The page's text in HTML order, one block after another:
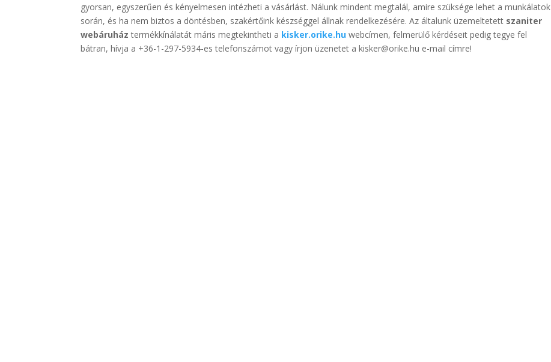
gyorsan, egyszerűen és kényelmesen intézheti a vásárlást. Nálunk mindent megtalál, amire szüksége lehet a munkálatok
során, és ha nem biztos a döntésben, szakértőink készséggel állnak rendelkezésére. Az általunk üzemeltetett szaniter
webáruház termékkínálatát máris megtekintheti a kisker.orike.hu webcímen, felmerülő kérdéseit pedig tegye fel
bátran, hívja a +36-1-297-5934-es telefonszámot vagy írjon üzenetet a kisker@orike.hu e-mail címre!